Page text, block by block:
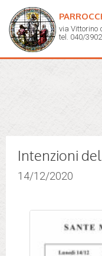
via Vittorino
tel. 040/
Intenzioni
14/12/2020